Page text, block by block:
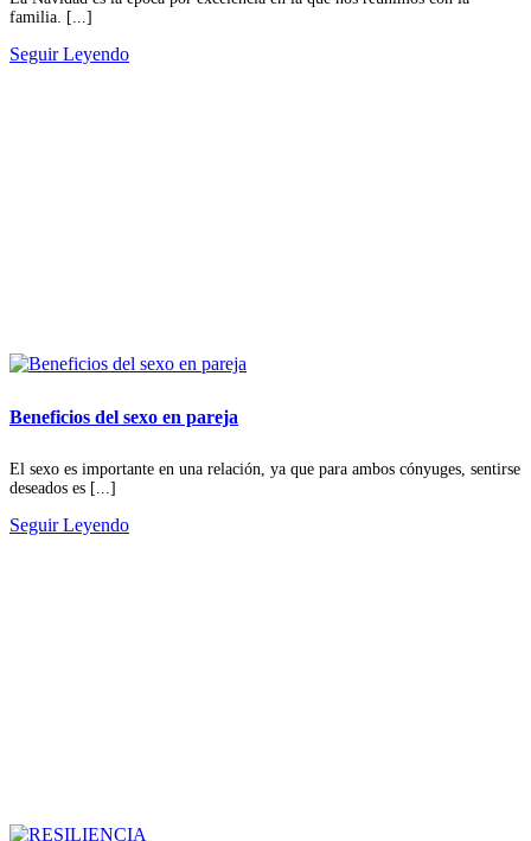
familia. [...]
Seguir Leyendo
Beneficios del sexo en pareja
El sexo es importante en una relación, ya que para ambos cónyuges, sentirse
deseados es [...]
Seguir Leyendo